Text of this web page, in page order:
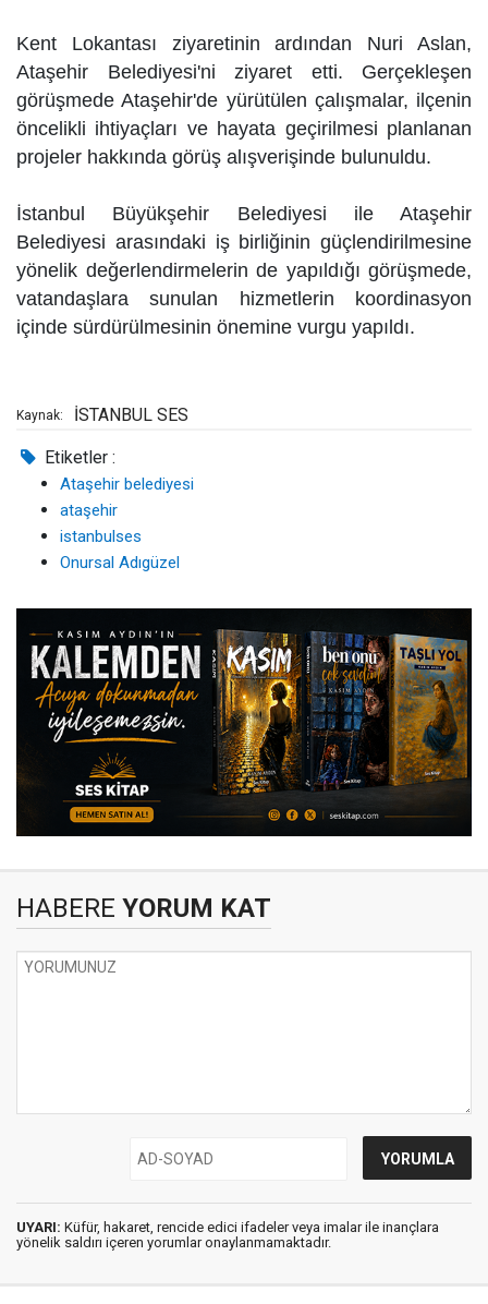
Kent Lokantası ziyaretinin ardından Nuri Aslan,
Ataşehir Belediyesi'ni ziyaret etti. Gerçekleşen
görüşmede Ataşehir'de yürütülen çalışmalar, ilçenin
öncelikli ihtiyaçları ve hayata geçirilmesi planlanan
projeler hakkında görüş alışverişinde bulunuldu.
İstanbul Büyükşehir Belediyesi ile Ataşehir
Belediyesi arasındaki iş birliğinin güçlendirilmesine
yönelik değerlendirmelerin de yapıldığı görüşmede,
vatandaşlara sunulan hizmetlerin koordinasyon
içinde sürdürülmesinin önemine vurgu yapıldı.
Kaynak: İSTANBUL SES
Etiketler :
Ataşehir belediyesi
ataşehir
istanbulses
Onursal Adıgüzel
HABERE YORUM KAT
UYARI: Küfür, hakaret, rencide edici ifadeler veya imalar ile inançlara
yönelik saldırı içeren yorumlar onaylanmamaktadır.